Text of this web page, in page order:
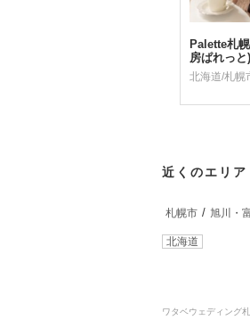
Palette札
房ぱれっと)
北海道/札幌
近くのエリア
札幌市 旭川・
北海道
ワタベウェディング